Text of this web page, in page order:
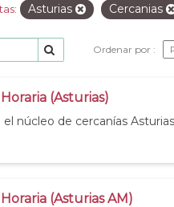
Asturias Cercanias
Ordenar por
(Asturias)
núcleo de cercanías
(Asturias AM)